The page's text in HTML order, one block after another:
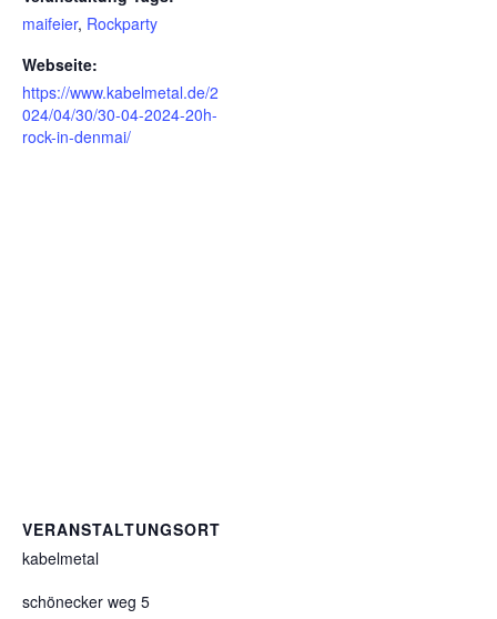
maifeier, Rockparty
Webseite:
https://www.kabelmetal.de/2
024/04/30/30-04-2024-20h-
rock-in-denmai/
VERANSTALTUNGSORT
kabelmetal
schönecker weg 5